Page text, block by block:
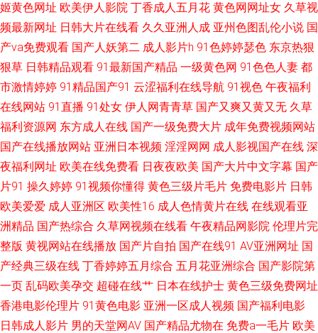
鲁 国产成人宗合 91青青草 免费老司机福利社 亚码精品国产精 国产精品福利
专区传媒 91探花精品在线 欧美日韩精品推荐欧美 九九精品99久久 欧美熟女
91网站做爱 91视频99 91黄下载 91日本视频在线观看 91福利真实 老湿机午
夜无码视频 国产情品资源 影视先锋成人无码AV 海角不伦影院 成人五月网
avav福利 东方av在线观 传媒视频在线观看 一区一区一去一级 婷婷五月天性
爱色图 色色应用 俺来也伦理黄 91色情软件 婷婷五月激情五月一本 www日
社在线下载 久草免费福利 久热草无码 91网站视频在线观看 国产91AV在线播
姬黄色网址 欧美伊人影院 丁香成人五月花 黄色网网址女 久草视
频最新网址 日韩大片在线看 久久亚洲人成 亚州色图乱伦小说 国
产va免费观看 国产人妖第二 成人影片h 91色婷婷瑟色 东京热狠
狠草 日韩精品观看 91最新国产精品 一级黄色网 91色色人妻 都
市激情婷婷 91精品国产91 云涩福利在线导航 91视色 午夜福利
在线网站 91直播 91处女 伊人网青青草 国产又爽又黄又无 久草
福利资源网 东方成人在线 国产一级免费大片 成年免费视频网站
国产在线播放网站 亚洲日本视频 淫淫网网 成人影视国产在线 深
夜福利网址 欧美在线免费看 日夜夜欧美 国产大片中文字幕 国产
片91 操久婷婷 91视频你懂得 黄色三级片毛片 免费电影片 日韩
欧美爱爱 成人亚洲区 欧美性16 成人色情黄片在线 在线观看亚
洲精品 国产热综合 久草网视频在线看 午夜精品网影院 伦理片完
整版 黄视网站在线播放 国产片自拍 国产在线91 AV亚洲网址 国
产经典三级在线 丁香婷婷五月综合 五月花亚洲综合 国产影院第
一页 乱码欧美孕交 超碰在线艹 日本在线护士 黄色三级免费网址
香港电影伦理片 91黄色电影 亚洲一区成人视频 国产福利电影
日韩成人影片 男的天堂网AV 国产精品尤物在 免费a一毛片 欧美